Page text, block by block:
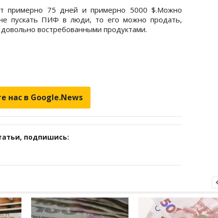
примерно 75 дней и примерно 5000 $.Можно
пускать ПИФ в люди, то его можно продать,
востребованными продуктами.
нас в Google.News
подпишись: